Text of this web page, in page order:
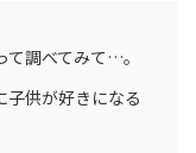
て調べてみて…。
子供が好きになる